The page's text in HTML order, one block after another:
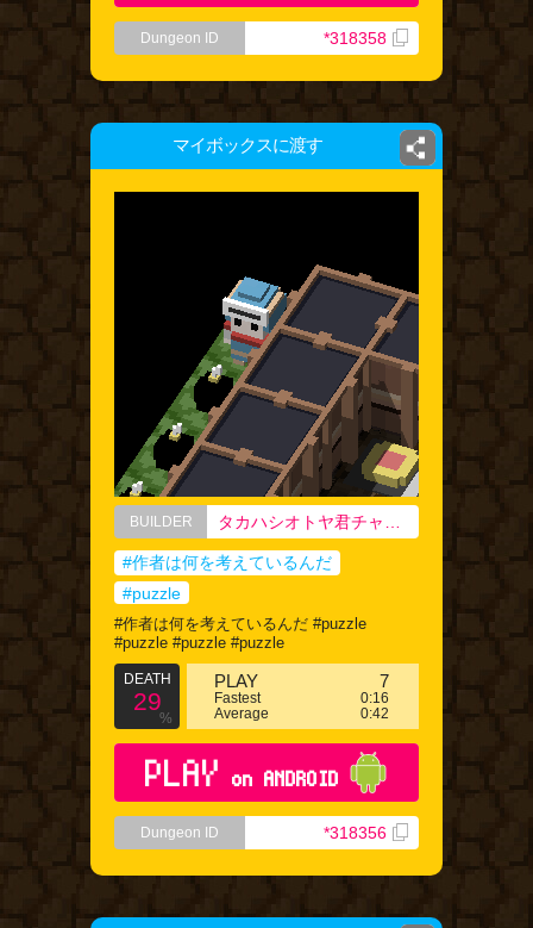
Dungeon ID *318358
マイボックスに渡す
BUILDER
#作者は何を考えているんだ
#puzzle
#作者は何を考えているんだ #puzzle
#puzzle #puzzle #puzzle
DEATH
29
%
PLAY 7
Fastest
0:16
Average
0:42
PLAY on ANDROID
Dungeon ID *318356